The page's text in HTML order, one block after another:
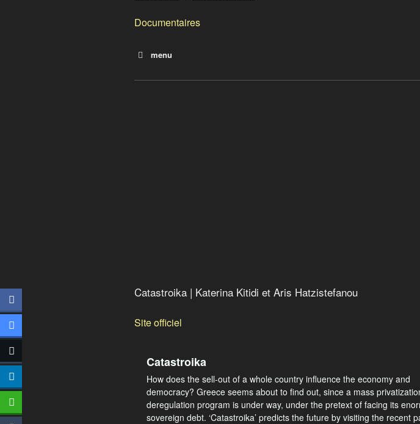
Documentaires
menu
Catastroika | Katerina Kitidi et Aris Hatzistefanou
Site officiel
Catastroika
How does the sell-out of a whole country influence the economy and
democracy? Greece seems about to find out, since a mass
deregulation program is under way, under the pretext of facing its
sovereign debt. ‘Catastroika’ predicts the future by visiting the recent